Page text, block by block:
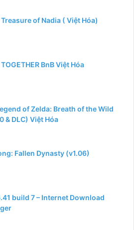
of Nadia ( Việt Hóa)
BnB Việt Hóa
of Zelda: Breath of the Wild
& DLC) Việt Hóa
Fallen Dynasty (v1.06)
build 7 – Internet Download